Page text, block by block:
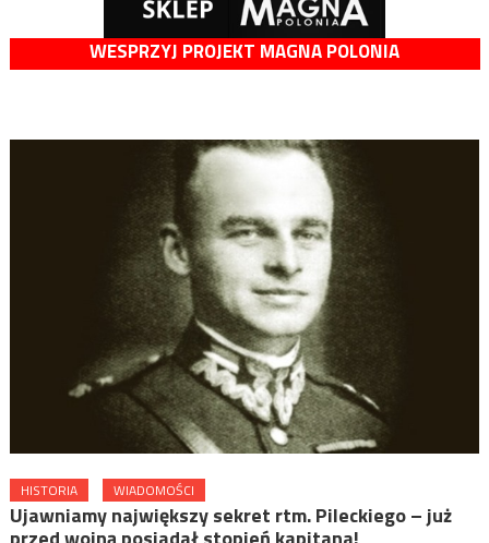
WESPRZYJ PROJEKT MAGNA POLONIA
HISTORIA WIADOMOŚCI
Ujawniamy największy sekret rtm. Pileckiego – już